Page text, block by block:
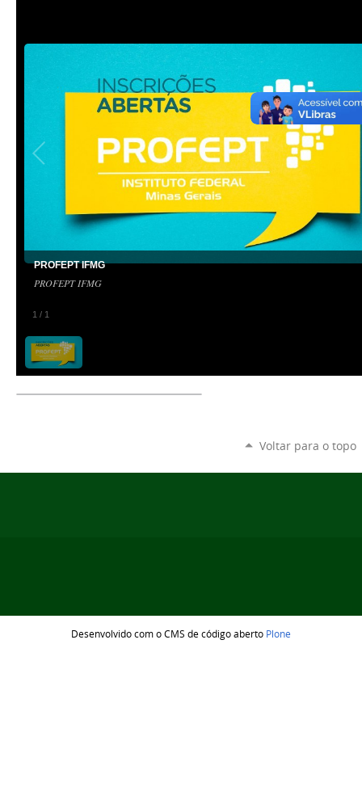
1 / 1
PROFEPT IFMG
PROFEPT IFMG
Voltar para o topo
Desenvolvido com o CMS de código aberto Plone